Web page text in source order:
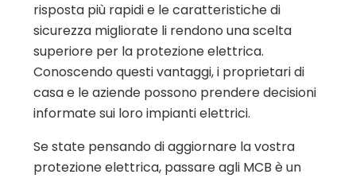
risposta più rapidi e le caratteristiche di
sicurezza migliorate li rendono una scelta
superiore per la protezione elettrica.
Conoscendo questi vantaggi, i proprietari di
casa e le aziende possono prendere decisioni
informate sui loro impianti elettrici.
Se state pensando di aggiornare la vostra
protezione elettrica, passare agli MCB è un